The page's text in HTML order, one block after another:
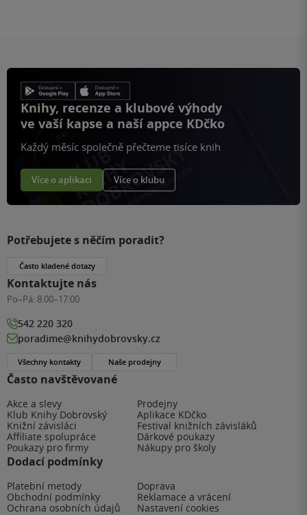
Knihy, recenze a klubové výhody
ve vaší kapse a naší appce KDčko
Každý měsíc společně přečteme tisíce knih
Více o aplikaci Více o klubu
Často navštěvované
Akce a slevy
Prodejny
Klub Knihy Dobrovský
Aplikace KDčko
Knižní závisláci
Festival knižních závisláků
Affiliate spolupráce
Dárkové poukazy
Poukazy pro firmy
Nákupy pro školy
Dodací podmínky
Platební metody
Doprava
Obchodní podmínky
Reklamace a vrácení
Ochrana osobních údajů
Nastavení cookies
Potřebujete s něčím poradit?
Často kladené dotazy
Kontaktujte nás
Po–Pá: 8:00–17:00
542 220 320
poradime@knihydobrovsky.cz
Všechny kontakty Naše prodejny